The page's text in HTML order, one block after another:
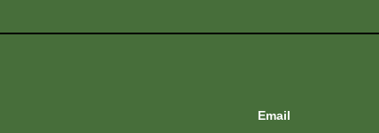
Email